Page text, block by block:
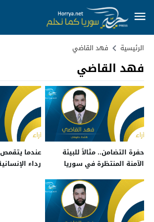
الرئيسية فهد القاضي
فهد القاضي
حفرة التضامن.. مثالاً للبيئة
الآمنة المنتظرة في سوريا
عندما
رداء